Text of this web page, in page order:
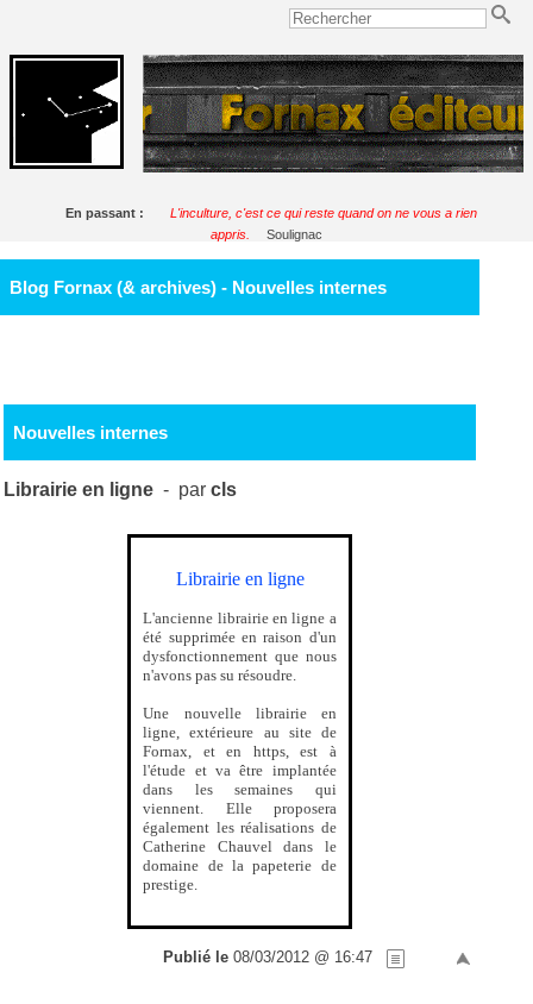
En passant :
L'inculture, c'est ce qui reste quand on ne vous a rien
appris.
Soulignac
Blog Fornax (& archives) - Nouvelles internes
Nouvelles internes
Librairie en ligne - parcls
Librairie en ligne
L'ancienne librairie en ligne a
été supprimée en raison d'un
dysfonctionnement que nous
n'avons pas su résoudre.
Une nouvelle librairie en
ligne, extérieure au site de
Fornax, et en https, est à
l'étude et va être implantée
dans les semaines qui
viennent. Elle proposera
également les réalisations de
Catherine Chauvel dans le
domaine de la papeterie de
prestige.
Publié le 08/03/2012 @ 16:47